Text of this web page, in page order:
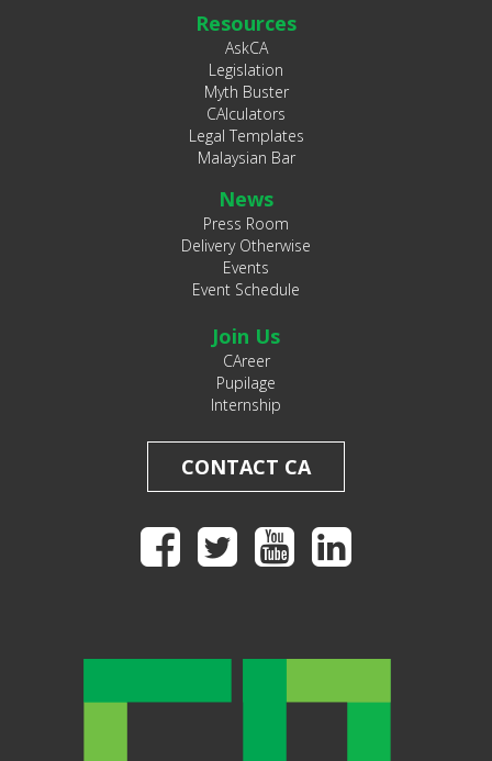
Resources
AskCA
Legislation
Myth Buster
CAlculators
Legal Templates
Malaysian Bar
News
Press Room
Delivery Otherwise
Events
Event Schedule
Join Us
CAreer
Pupilage
Internship
CONTACT CA